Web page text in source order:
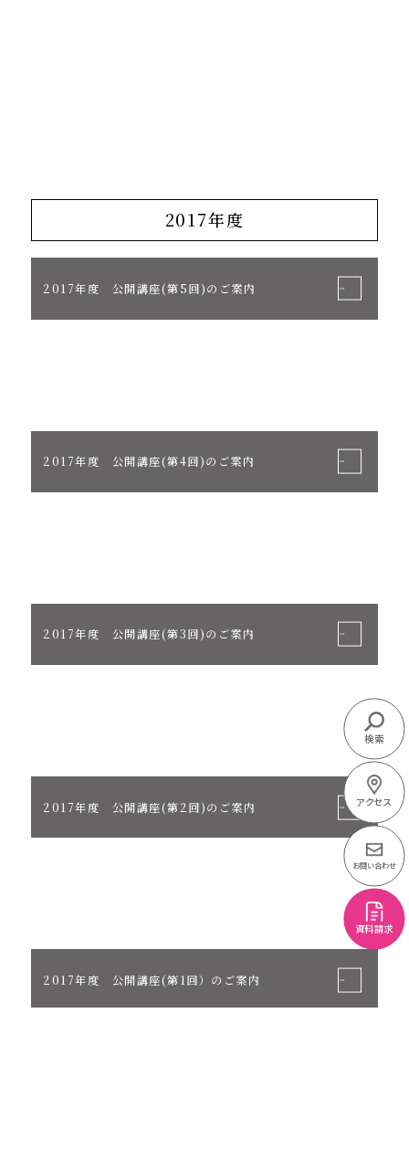
検索
アクセス
お問い合わせ
資料請求
2017年度
2017年度 公開講座(第5回)のご案内
2017年度 公開講座(第4回)のご案内
2017年度 公開講座(第3回)のご案内
2017年度 公開講座(第2回)のご案内
2017年度 公開講座(第1回）のご案内